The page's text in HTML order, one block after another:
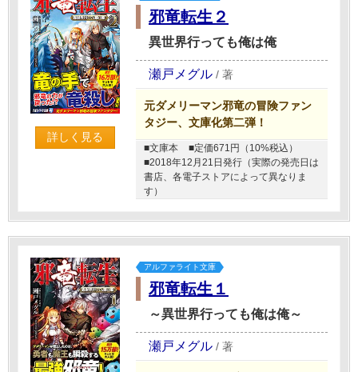
詳しく見る
邪竜転生２
異世界行っても俺は俺
瀬戸メグル / 著
元ダメリーマン邪竜の冒険ファン
タジー、文庫化第二弾！
■文庫本
■定価671円（10%税込）
■2018年12月21日発行（実際の発売日は
書店、各電子ストアによって異なりま
す）
アルファライト文庫
邪竜転生１
～異世界行っても俺は俺～
瀬戸メグル / 著